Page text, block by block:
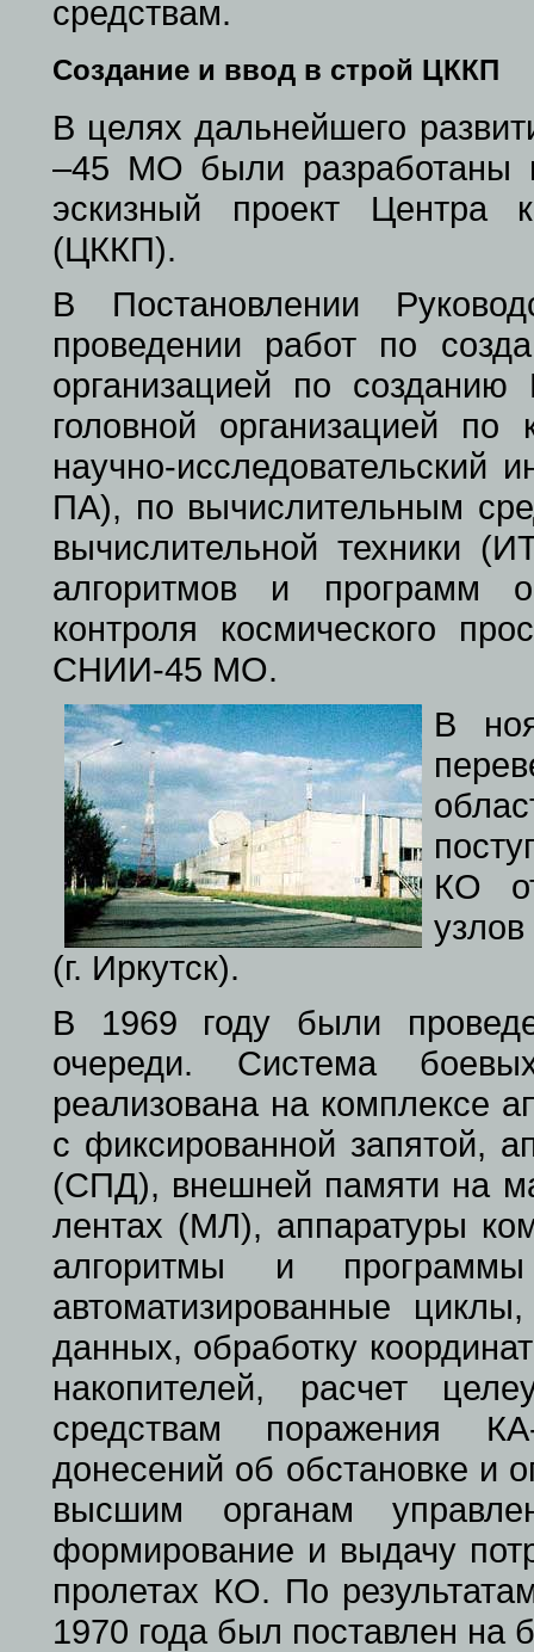
средствам.
Создание и ввод в строй ЦККП
В целях дальнейшего
–45 МО были разработаны
эскизный проект Центра
(ЦККП).
В Постановлении
проведении работ по
организацией по
головной организацией
научно-исследовательский
ПА), по вычислительным
вычислительной техники
алгоритмов и программ
контроля космического
СНИИ-45 МО.
В
КО
(г. Иркутск).
В 1969 году были
очереди. Система
реализована на комплексе
с фиксированной запятой,
(СПД), внешней памяти на
лентах (МЛ), аппаратуры
алгоритмы и
автоматизированные
данных, обработку
накопителей, расчет
средствам поражения
донесений об обстановке и
высшим органам
формирование и выдачу
пролетах КО. По
1970 года был поставлен на